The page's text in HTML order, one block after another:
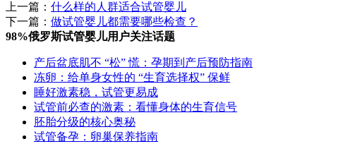
上一篇： 什么样的人群适合试管婴儿
下一篇： 做试管婴儿都需要哪些检查？
98%俄罗斯试管婴儿用户关注话题
产后盆底肌不 “松” 慌：孕期到产后预防指南
冻卵：给单身女性的 “生育选择权” 保鲜
睡好激素稳，试管更易成
试管前必查的激素：看懂身体的生育信号
胚胎分级的核心奥秘
试管备孕：卵巢保养指南